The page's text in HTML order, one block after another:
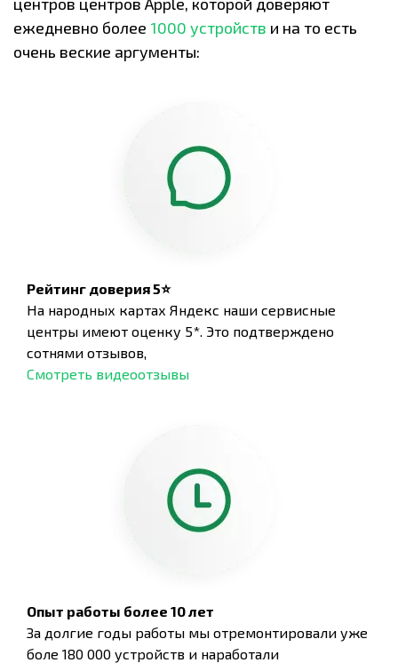
ежедневно более 1000 устройств и на то есть
очень веские аргументы:
Рейтинг доверия 5⭐
На народных картах Яндекс наши сервисные
центры имеют оценку 5*. Это подтверждено
сотнями отзывов,
Смотреть видеоотзывы
Опыт работы более 10 лет
За долгие годы работы мы отремонтировали уже
боле 180 000 устройств и наработали